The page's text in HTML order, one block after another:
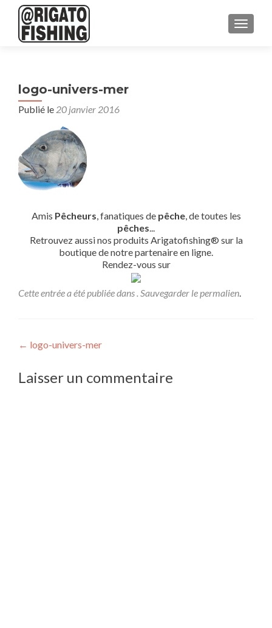
logo-univers-mer
Publié le 20 janvier 2016
Amis Pêcheurs, fanatiques de pêche, de toutes les
pêches...
Retrouvez aussi nos produits Arigatofishing® sur la
boutique de notre partenaire en ligne.
Rendez-vous sur
Cette entrée a été publiée dans . Sauvegarder lepermalien.
Navigation
de
l’article
← logo-univers-mer
Laisser un commentaire